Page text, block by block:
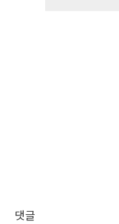
댓글